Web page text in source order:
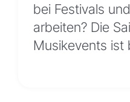
bei Festivals
arbeiten? Die
Musikevents ist